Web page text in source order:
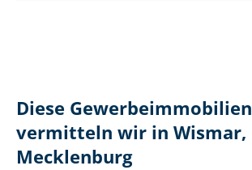
Diese Ge­wer­be­im­mo­bi­li­en
vermitteln wir in Wismar,
Mecklenburg